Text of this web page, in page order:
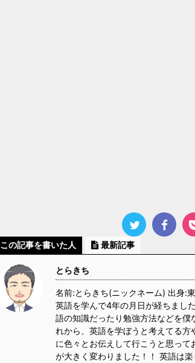
この記事を書いた人 最新記事
とらきち
名前:とらきち(ニックネーム) 出身:
英語を学んで4年の月日が経ちまし
語の知識だったり勉強方法などを僕
れから、英語を学ぼうと考えてる
に色々とお伝えして行こうと思っ
が大きく変わりました！！ 英語は